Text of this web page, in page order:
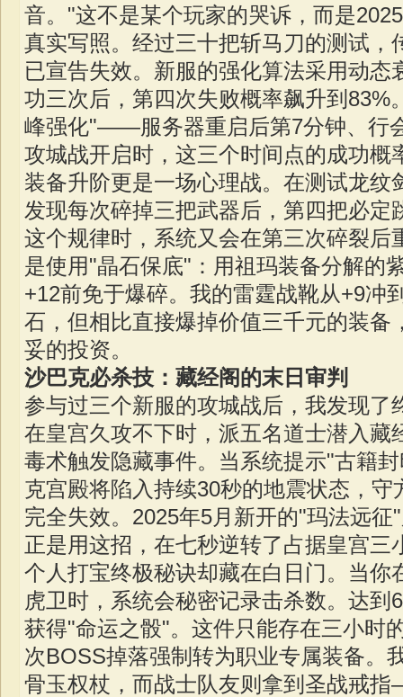
音。"这不是某个玩家的哭诉，而是
真实写照。经过三十把斩马刀的测试，
已宣告失效。新服的强化算法采用动态
功三次后，第四次失败概率飙升到83%
峰强化"——服务器重启后第7分钟、行
攻城战开启时，这三个时间点的成功概
装备升阶更是一场心理战。在测试龙纹
发现每次碎掉三把武器后，第四把必定
这个规律时，系统又会在第三次碎裂后
是使用"晶石保底"：用祖玛装备分解的
+12前免于爆碎。我的雷霆战靴从+9冲
石，但相比直接爆掉价值三千元的装备
妥的投资。
沙巴克必杀技：藏经阁的末日审判
参与过三个新服的攻城战后，我发现了
在皇宫久攻不下时，派五名道士潜入藏
毒术触发隐藏事件。当系统提示"古籍
克宫殿将陷入持续30秒的地震状态，守
完全失效。2025年5月新开的"玛法远
正是用这招，在七秒逆转了占据皇宫三
个人打宝终极秘诀却藏在白日门。当你
虎卫时，系统会秘密记录击杀数。达到
获得"命运之骰"。这件只能存在三小时
次BOSS掉落强制转为职业专属装备。
骨玉权杖，而战士队友则拿到圣战戒